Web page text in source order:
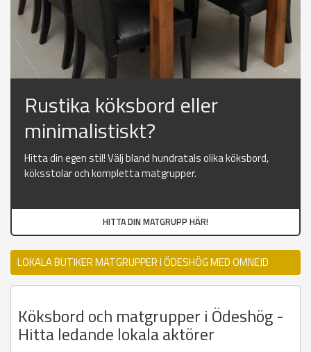
Rustika köksbord eller
minimalistiskt?
Hitta din egen stil! Välj bland hundratals olika köksbord,
köksstolar och kompletta matgrupper.
HITTA DIN MATGRUPP HÄR!
LOKALA BUTIKER MATGRUPPER I ÖDESHÖG MED OMNEJD
Köksbord och matgrupper i Ödeshög -
Hitta ledande lokala aktörer